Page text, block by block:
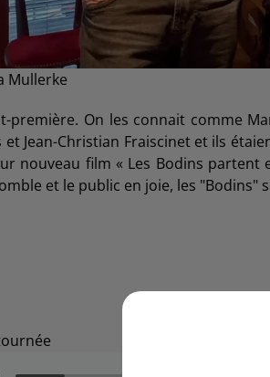
Mullerke
première. On les connait comme
Jean-Christian Fraiscinet et ils
nouveau film « Les Bodins partent
et le public en joie, les